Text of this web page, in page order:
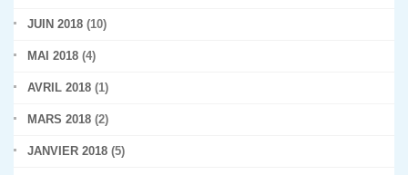
JUIN 2018 (10)
MAI 2018 (4)
AVRIL 2018 (1)
MARS 2018 (2)
JANVIER 2018 (5)